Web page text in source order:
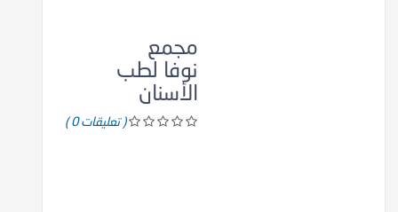
مجمع
نوفا لطب
الأسنان
( تعليقات 0 )